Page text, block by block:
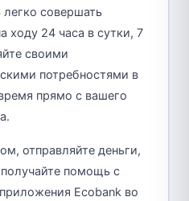
легко совершать
ходу 24 часа в сутки, 7
своими
потребностями в
прямо с вашего
отправляйте деньги,
помощь с
Ecobank во